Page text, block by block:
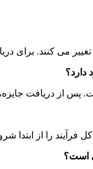
دارد؟
از دریافت جایزه،
فرآیند را از
است؟